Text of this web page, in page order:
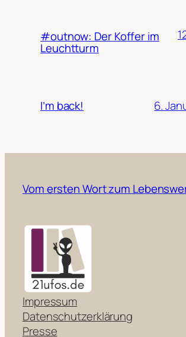
#outnow: Der Koffer im
Leuchtturm
I’m back! 6.
Vom ersten Wort zum
Impressum
Datenschutzerklärung
Presse